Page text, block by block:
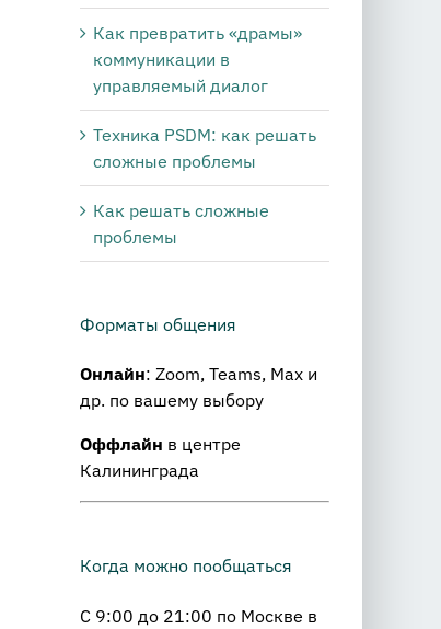
Как превратить «драмы»
коммуникации в
управляемый диалог
Техника PSDM: как решать
сложные проблемы
Как решать сложные
проблемы
Форматы общения
Онлайн: Zoom, Teams, Max и
др. по вашему выбору
Оффлайн в центре
Калининграда
Когда можно пообщаться
С 9:00 до 21:00 по Москве в